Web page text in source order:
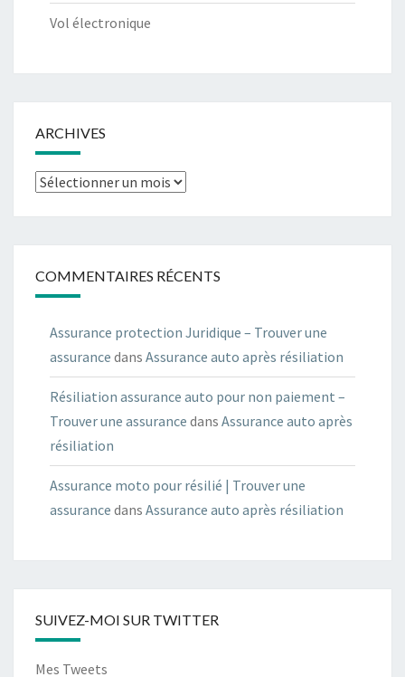
Vol électronique
ARCHIVES
Archives
COMMENTAIRES RÉCENTS
Assurance protection Juridique – Trouver une
assurance dans Assurance auto après résiliation
Résiliation assurance auto pour non paiement –
Trouver une assurance dans Assurance auto après
résiliation
Assurance moto pour résilié | Trouver une
assurance dans Assurance auto après résiliation
SUIVEZ-MOI SUR TWITTER
Mes Tweets